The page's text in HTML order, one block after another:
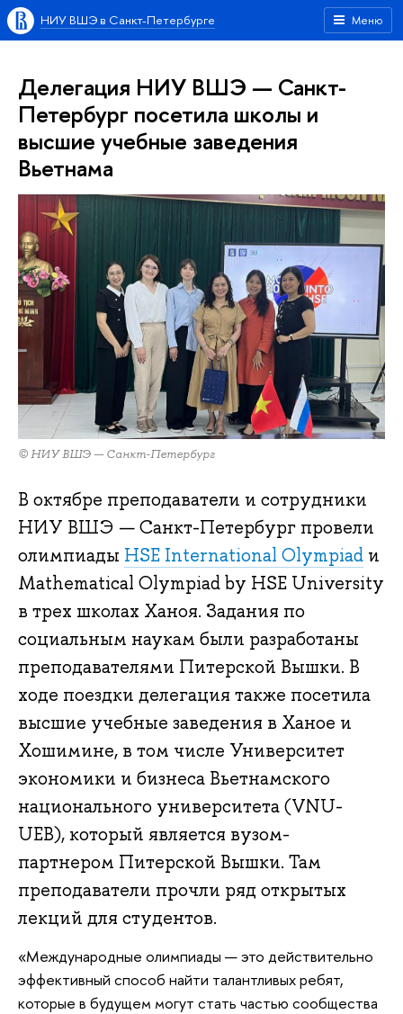
Меню
НИУ ВШЭ в Санкт-Петербурге
Делегация НИУ ВШЭ — Санкт-
Петербург посетила школы и
высшие учебные заведения
Вьетнама
© НИУ ВШЭ — Санкт-Петербург
В октябре преподаватели и сотрудники
НИУ ВШЭ — Санкт-Петербург провели
олимпиады HSE International Olympiad и
Mathematical Olympiad by HSE University
в трех школах Ханоя. Задания по
социальным наукам были разработаны
преподавателями Питерской Вышки. В
ходе поездки делегация также посетила
высшие учебные заведения в Ханое и
Хошимине, в том числе Университет
экономики и бизнеса Вьетнамского
национального университета (VNU-
UEB), который является вузом-
партнером Питерской Вышки. Там
преподаватели прочли ряд открытых
лекций для студентов.
«Международные олимпиады — это действительно
эффективный способ найти талантливых ребят,
которые в будущем могут стать частью сообщества